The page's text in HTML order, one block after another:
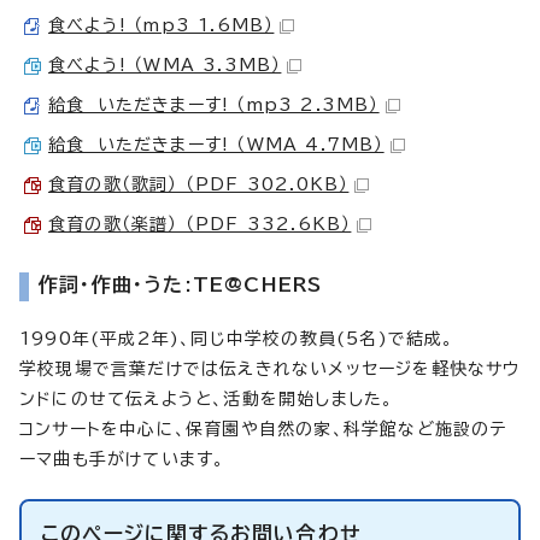
食べよう! （mp3 1.6MB）
食べよう! （WMA 3.3MB）
給食 いただきまーす! （mp3 2.3MB）
給食 いただきまーす! （WMA 4.7MB）
食育の歌（歌詞） （PDF 302.0KB）
食育の歌（楽譜） （PDF 332.6KB）
作詞・作曲・うた:TE@CHERS
1990年(平成2年)、同じ中学校の教員(5名)で結成。
学校現場で言葉だけでは伝えきれないメッセージを軽快なサウ
ンドにのせて伝えようと、活動を開始しました。
コンサートを中心に、保育園や自然の家、科学館など施設のテ
ーマ曲も手がけています。
このページに関するお問い合わせ